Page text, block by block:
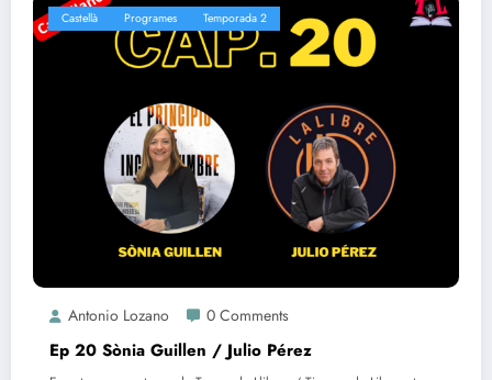
Castellà Programes Temporada 2
Antonio Lozano 0 Comments
Ep 20 Sònia Guillen / Julio Pérez